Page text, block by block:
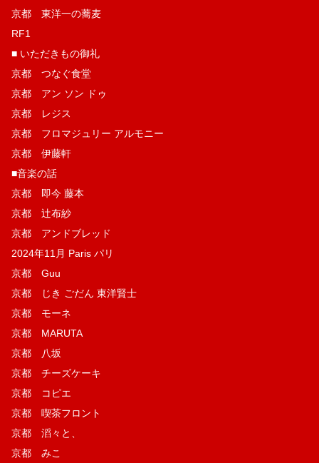
京都 東洋一の蕎麦
RF1
■ いただきもの御礼
京都 つなぐ食堂
京都 アン ソン ドゥ
京都 レジス
京都 フロマジュリー アルモニー
京都 伊藤軒
■音楽の話
京都 即今 藤本
京都 辻布紗
京都 アンドブレッド
2024年11月 Paris パリ
京都 Guu
京都 じき ごだん 東洋賢士
京都 モーネ
京都 MARUTA
京都 八坂
京都 チーズケーキ
京都 コピエ
京都 喫茶フロント
京都 滔々と、
京都 みこ